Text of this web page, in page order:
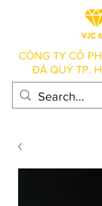
CÔNG TY CỔ
ĐÁ QUÝ TP.